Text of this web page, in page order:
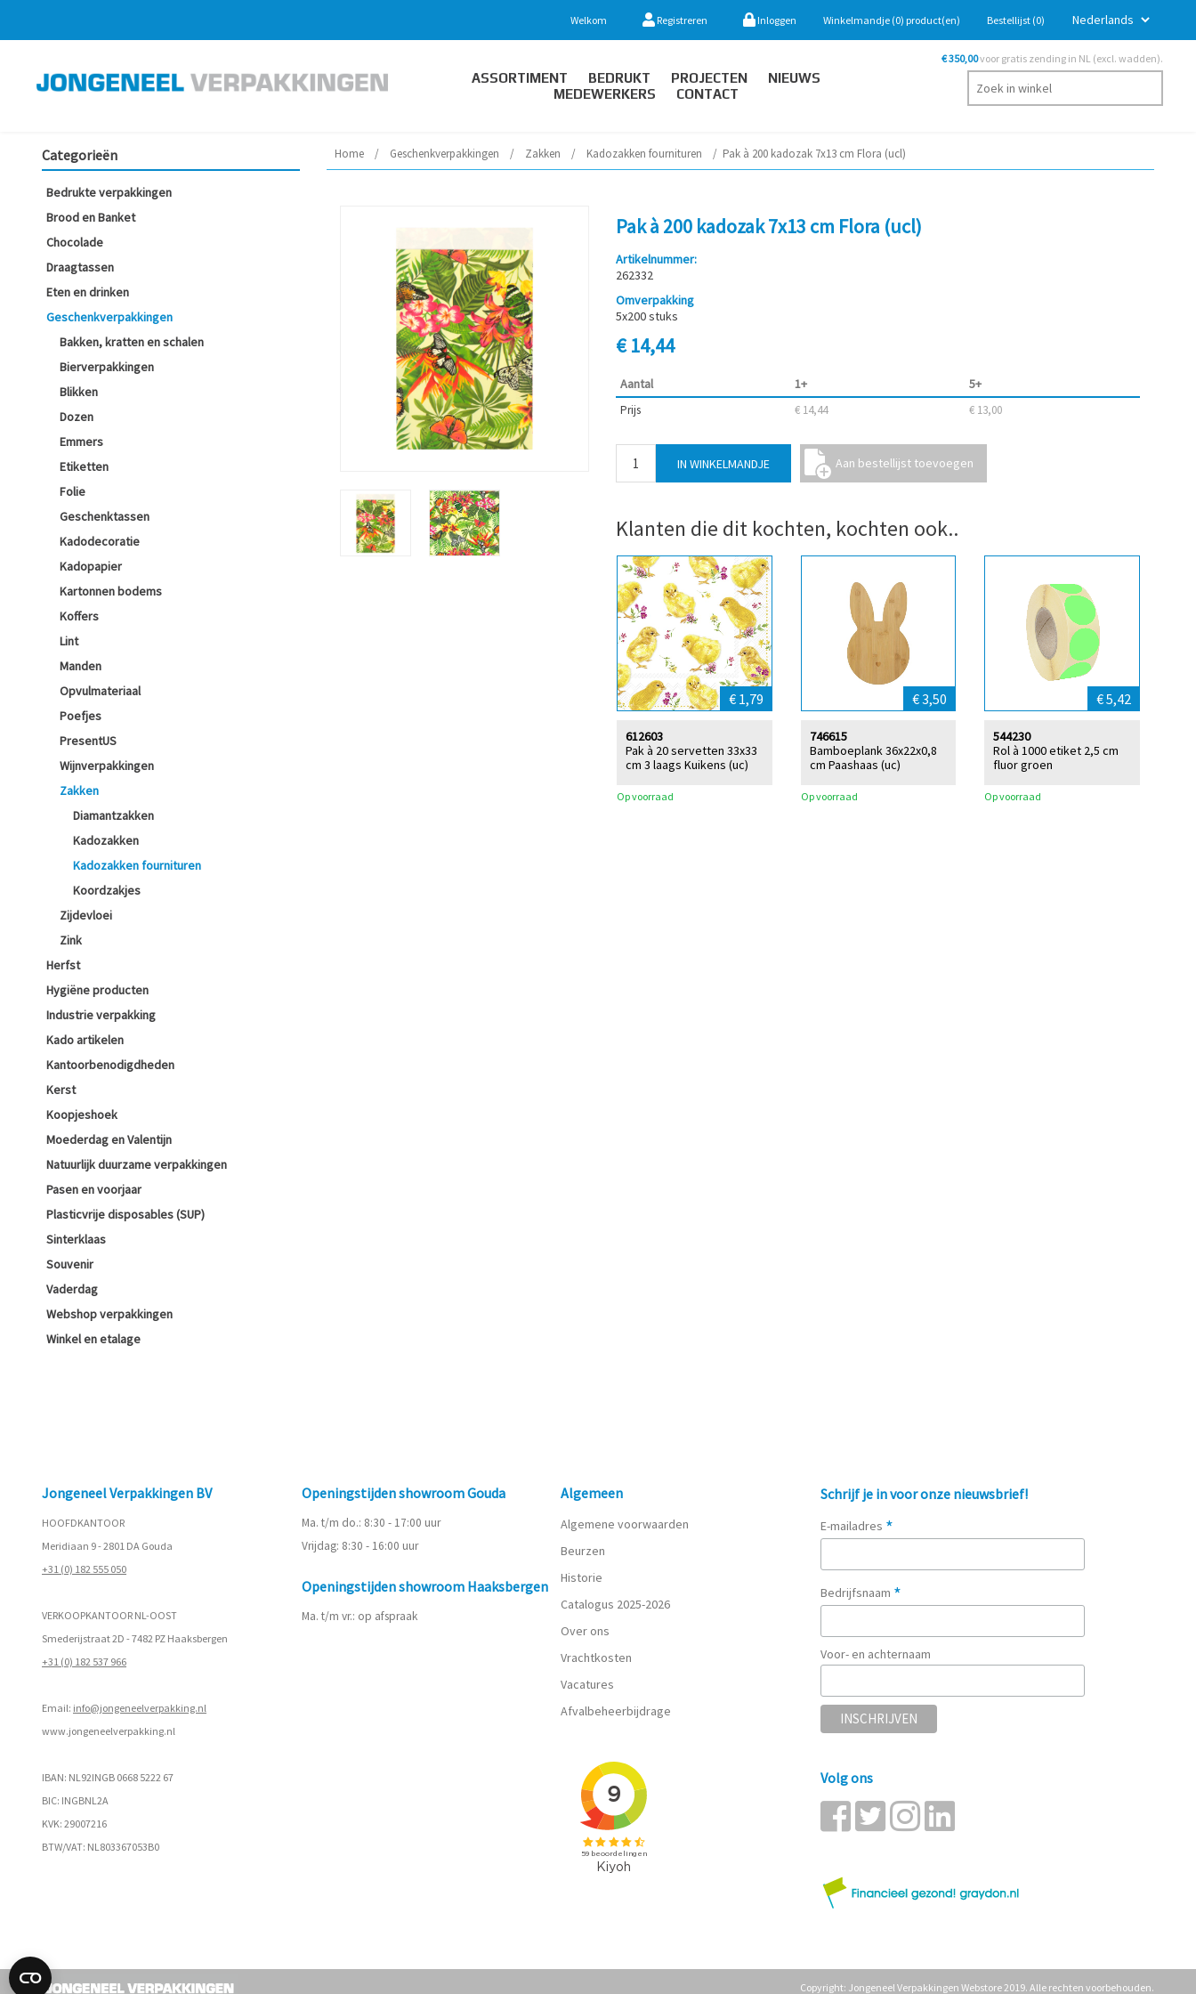
Welkom Registreren Inloggen Winkelmandje (0) product(en) Bestellijst (0)
ASSORTIMENT BEDRUKT PROJECTEN
NIEUWS
MEDEWERKERS
CONTACT
€ 350,00voor gratis zending in NL (excl. wadden).
Categorieën
Bedrukte verpakkingen
Brood en Banket
Chocolade
Draagtassen
Eten en drinken
Geschenkverpakkingen
Bakken, kratten en schalen
Bierverpakkingen
Blikken
Dozen
Emmers
Etiketten
Folie
Geschenktassen
Kadodecoratie
Kadopapier
Kartonnen bodems
Koffers
Lint
Manden
Opvulmateriaal
Poefjes
PresentUS
Wijnverpakkingen
Zakken
Diamantzakken
Kadozakken
Kadozakken fournituren
Koordzakjes
Zijdevloei
Zink
Herfst
Hygiëne producten
Industrie verpakking
Kado artikelen
Kantoorbenodigdheden
Kerst
Koopjeshoek
Moederdag en Valentijn
Natuurlijk duurzame verpakkingen
Pasen en voorjaar
Plasticvrije disposables (SUP)
Sinterklaas
Souvenir
Vaderdag
Webshop verpakkingen
Winkel en etalage
Home / Geschenkverpakkingen / Zakken / Kadozakken fournituren / Pak à 200 kadozak 7x13 cm Flora (ucl)
Pak à 200 kadozak 7x13 cm Flora (ucl)
Artikelnummer:
262332
Omverpakking
5x200 stuks
€ 14,44
Aantal 1+ 5+
Prijs € 14,44 € 13,00
Klanten die dit kochten, kochten ook..
€ 1,79
Pak à 20 servetten 33x33
cm 3 laags Kuikens (uc)
612603
Op voorraad
€ 3,50
Bamboeplank 36x22x0,8
cm Paashaas (uc)
746615
Op voorraad
€ 5,42
Rol à 1000 etiket 2,5 cm
fluor groen
544230
Op voorraad
Jongeneel Verpakkingen BV
HOOFDKANTOOR
Meridiaan 9 - 2801 DA Gouda
+31 (0) 182 555 050
VERKOOPKANTOOR NL-OOST
Smederijstraat 2D - 7482 PZ Haaksbergen
+31 (0) 182 537 966
Email: info@jongeneelverpakking.nl
www.jongeneelverpakking.nl
IBAN: NL92INGB 0668 5222 67
BIC: INGBNL2A
KVK: 29007216
BTW/VAT: NL803367053B0
Openingstijden showroom Gouda
Ma. t/m do.: 8:30 - 17:00 uur
Vrijdag: 8:30 - 16:00 uur
Openingstijden showroom Haaksbergen
Ma. t/m vr.: op afspraak
Algemeen
Algemene voorwaarden
Beurzen
Historie
Catalogus 2025-2026
Over ons
Vrachtkosten
Vacatures
Afvalbeheerbijdrage
Schrijf je in voor onze nieuwsbrief!
E-mailadres *
Bedrijfsnaam *
Voor- en achternaam
Volg ons
Copyright: Jongeneel Verpakkingen Webstore 2019. Alle rechten voorbehouden.